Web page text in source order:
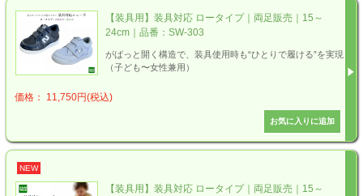
【装具用】装具対応 ロータイプ｜両足販売｜15～
24cm｜品番：SW-303
がばっと開く構造で、装具使用時も“ひとりで履ける”を実現
（子ども〜女性兼用）
価格： 11,750円(税込)
NEW
【装具用】装具対応 ロータイプ｜両足販売｜15～